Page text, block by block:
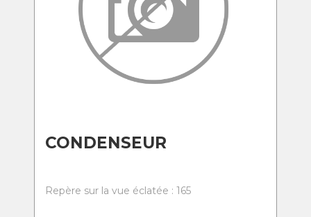
CONDENSEUR
Repère sur la vue éclatée : 165